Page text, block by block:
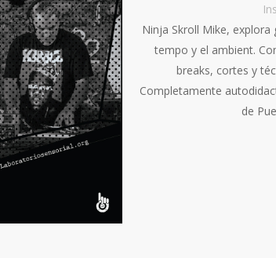
Ninja Skroll Mike,
tempo y el ambient.
breaks, cortes y
Completamente
de